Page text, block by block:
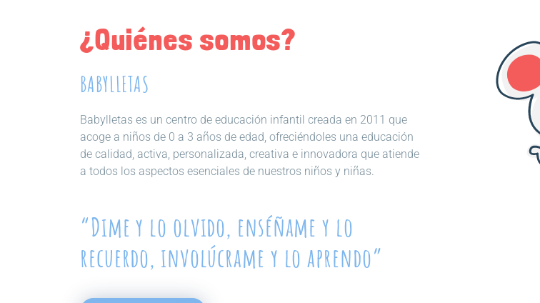
¿Quiénes somos?
BABYLLETAS
Babylletas es un centro de educación infantil creada en 2011 que
acoge a niños de 0 a 3 años de edad, ofreciéndoles una educación
de calidad, activa, personalizada, creativa e innovadora que atiende
a todos los aspectos esenciales de nuestros niños y niñas.
“Dime y lo olvido, enséñame y lo
recuerdo, involúcrame y lo aprendo”